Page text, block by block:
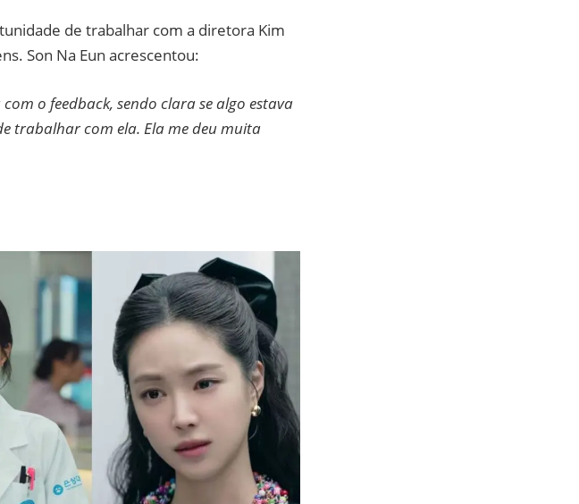
de trabalhar com a diretora Kim
Son Na Eun acrescentou:
o feedback, sendo clara se algo estava
trabalhar com ela. Ela me deu muita